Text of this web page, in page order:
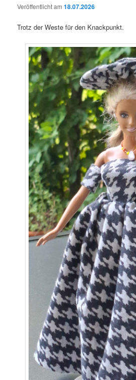
Veröffentlicht am18.07.2026
Trotz der Weste für den Knackpunkt.